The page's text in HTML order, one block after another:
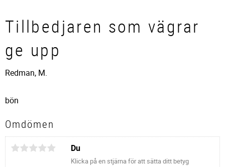
Tillbedjaren som vägrar
ge upp
Redman, M.
bön
Omdömen
Du
Klicka på en stjärna för att sätta ditt betyg